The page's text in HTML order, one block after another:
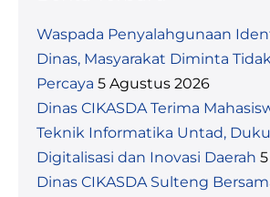
Waspada Penyalahgunaan
Dinas, Masyarakat Diminta
Percaya 5 Agustus 2026
Dinas CIKASDA Terima
Teknik Informatika Untad,
Digitalisasi dan Inovasi Daerah
Dinas CIKASDA Sulteng